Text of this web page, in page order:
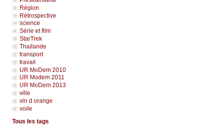
Région
Rétrospective
science
Série et film
StarTrek
Thaïlande
transport
travail
UR MoDem 2010
UR Modem 2011
UR MoDem 2013
ville
vin d orange
voile
Tous les tags